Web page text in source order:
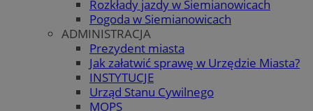
Rozkłady jazdy w Siemianowicach
Pogoda w Siemianowicach
ADMINISTRACJA
Prezydent miasta
Jak załatwić sprawę w Urzędzie Miasta?
INSTYTUCJE
Urząd Stanu Cywilnego
MOPS